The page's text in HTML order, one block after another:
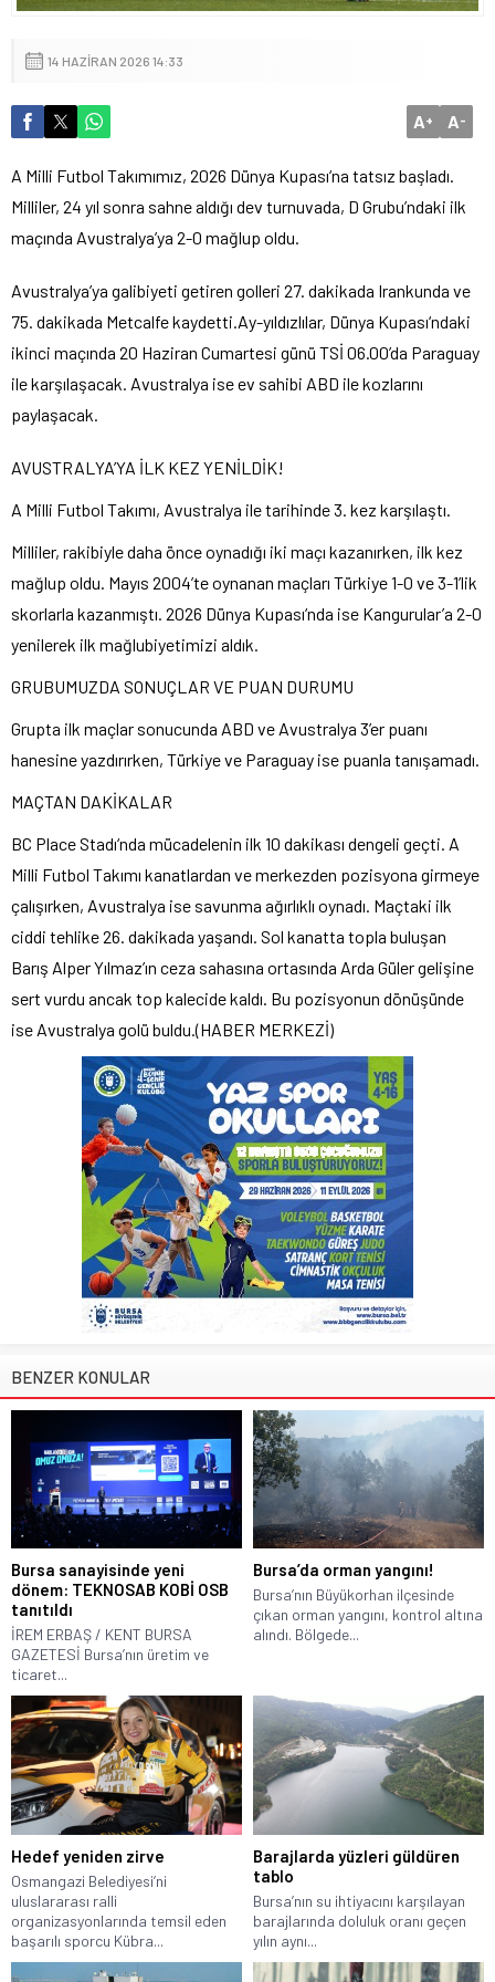
14 HAZIRAN 2026 14:33
A+ A-
A Milli Futbol Takımımız, 2026 Dünya Kupası‘na tatsız başladı
Milliler, 24 yıl sonra sahne aldığı dev turnuvada, D Grubu’ndaki ilk
maçında Avustralya’ya 2-0 mağlup oldu.
Avustralya’ya galibiyeti getiren golleri 27. dakikada Irankunda ve
75. dakikada Metcalfe kaydetti. Ay-yıldızlılar, Dünya Kupası‘ndaki
ikinci maçında 20 Haziran Cumartesi günü TSİ 06.00’da Paraguay
ile karşılaşacak. Avustralya ise ev sahibi ABD ile kozlarını
paylaşacak.
AVUSTRALYA’YA İLK KEZ YENİLDİK!
A Milli Futbol Takımı, Avustralya ile tarihinde 3. kez karşılaştı
Milliler, rakibiyle daha önce oynadığı iki maçı kazanırken, ilk kez
mağlup oldu. Mayıs 2004’te oynanan maçları Türkiye 1-0 ve 3-1’lik
skorlarla kazanmıştı . 2026 Dünya Kupası‘nda ise Kangurular’a 2-0
yenilerek ilk mağlubiyetimizi aldık.
GRUBUMUZDA SONUÇLAR VE PUAN DURUMU
Grupta ilk maçlar sonucunda ABD ve Avustralya 3’er puanı
hanesine yazdırırken, Türkiye ve Paraguay ise puanla tanışamadı
MAÇTAN DAKİKALAR
BC Place Stadı‘nda mücadelenin ilk 10 dakikası dengeli geçti. A
Milli Futbol Takımı kanatlardan ve merkezden pozisyona girmeye
çalışırken, Avustralya ise savunma ağırlıklı oynadı Maçtaki ilk
ciddi tehlike 26. dakikada yaşandı . Sol kanatta topla buluşan
Barış Alper Yılmaz’ın ceza sahasına ortasında Arda Güler gelişine
sert vurdu ancak top kalecide kaldı . Bu pozisyonun dönüşünde
ise Avustralya golü buldu.(HABER MERKEZİ)
BENZER KONULAR
Bursa sanayisinde yeni
dönem: TEKNOSAB KOBİ OSB
tanıtıldı
İREM ERBAŞ / KENT BURSA
GAZETESİ Bursa’nın üretim ve
ticaret...
Bursa’da orman yangını!
Bursa’nın Büyükorhan ilçesinde
çıkan orman yangını, kontrol altına
alındı. Bölgede...
Hedef yeniden zirve
Osmangazi Belediyesi’ni
uluslararası ralli
organizasyonlarında temsil eden
başarılı sporcu Kübra...
Barajlarda yüzleri güldüren
tablo
Bursa’nın su ihtiyacını karşılayan
barajlarında doluluk oranı geçen
yılın aynı...